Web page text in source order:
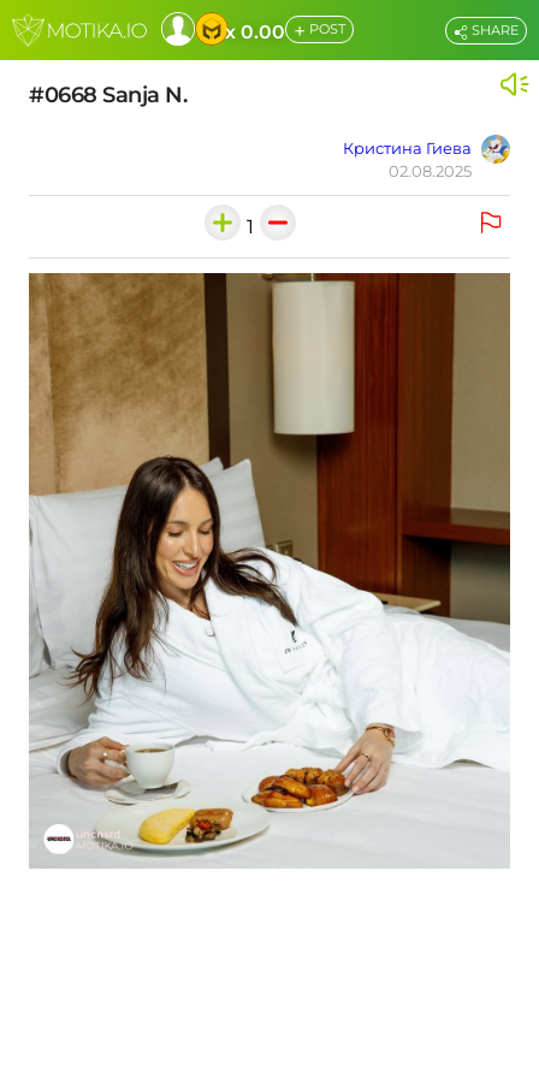
x 0.00 + POST
#0668 Sanja N.
Кристина Гиева
02.08.2025
SHARE
1